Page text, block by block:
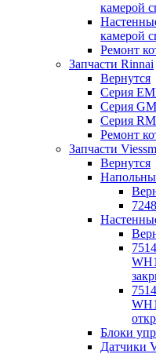
камерой
камерой
Ремонт
Запчасти Rinnai
Вернутся
Серия
Серия
Серия
Ремонт
Запчасти
Вернутся
Блоки
Датчики